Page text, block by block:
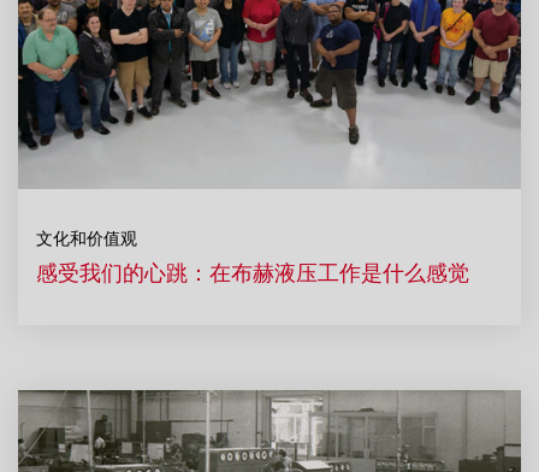
文化和价值观
感受我们的心跳：在布赫液压工作是什么感觉